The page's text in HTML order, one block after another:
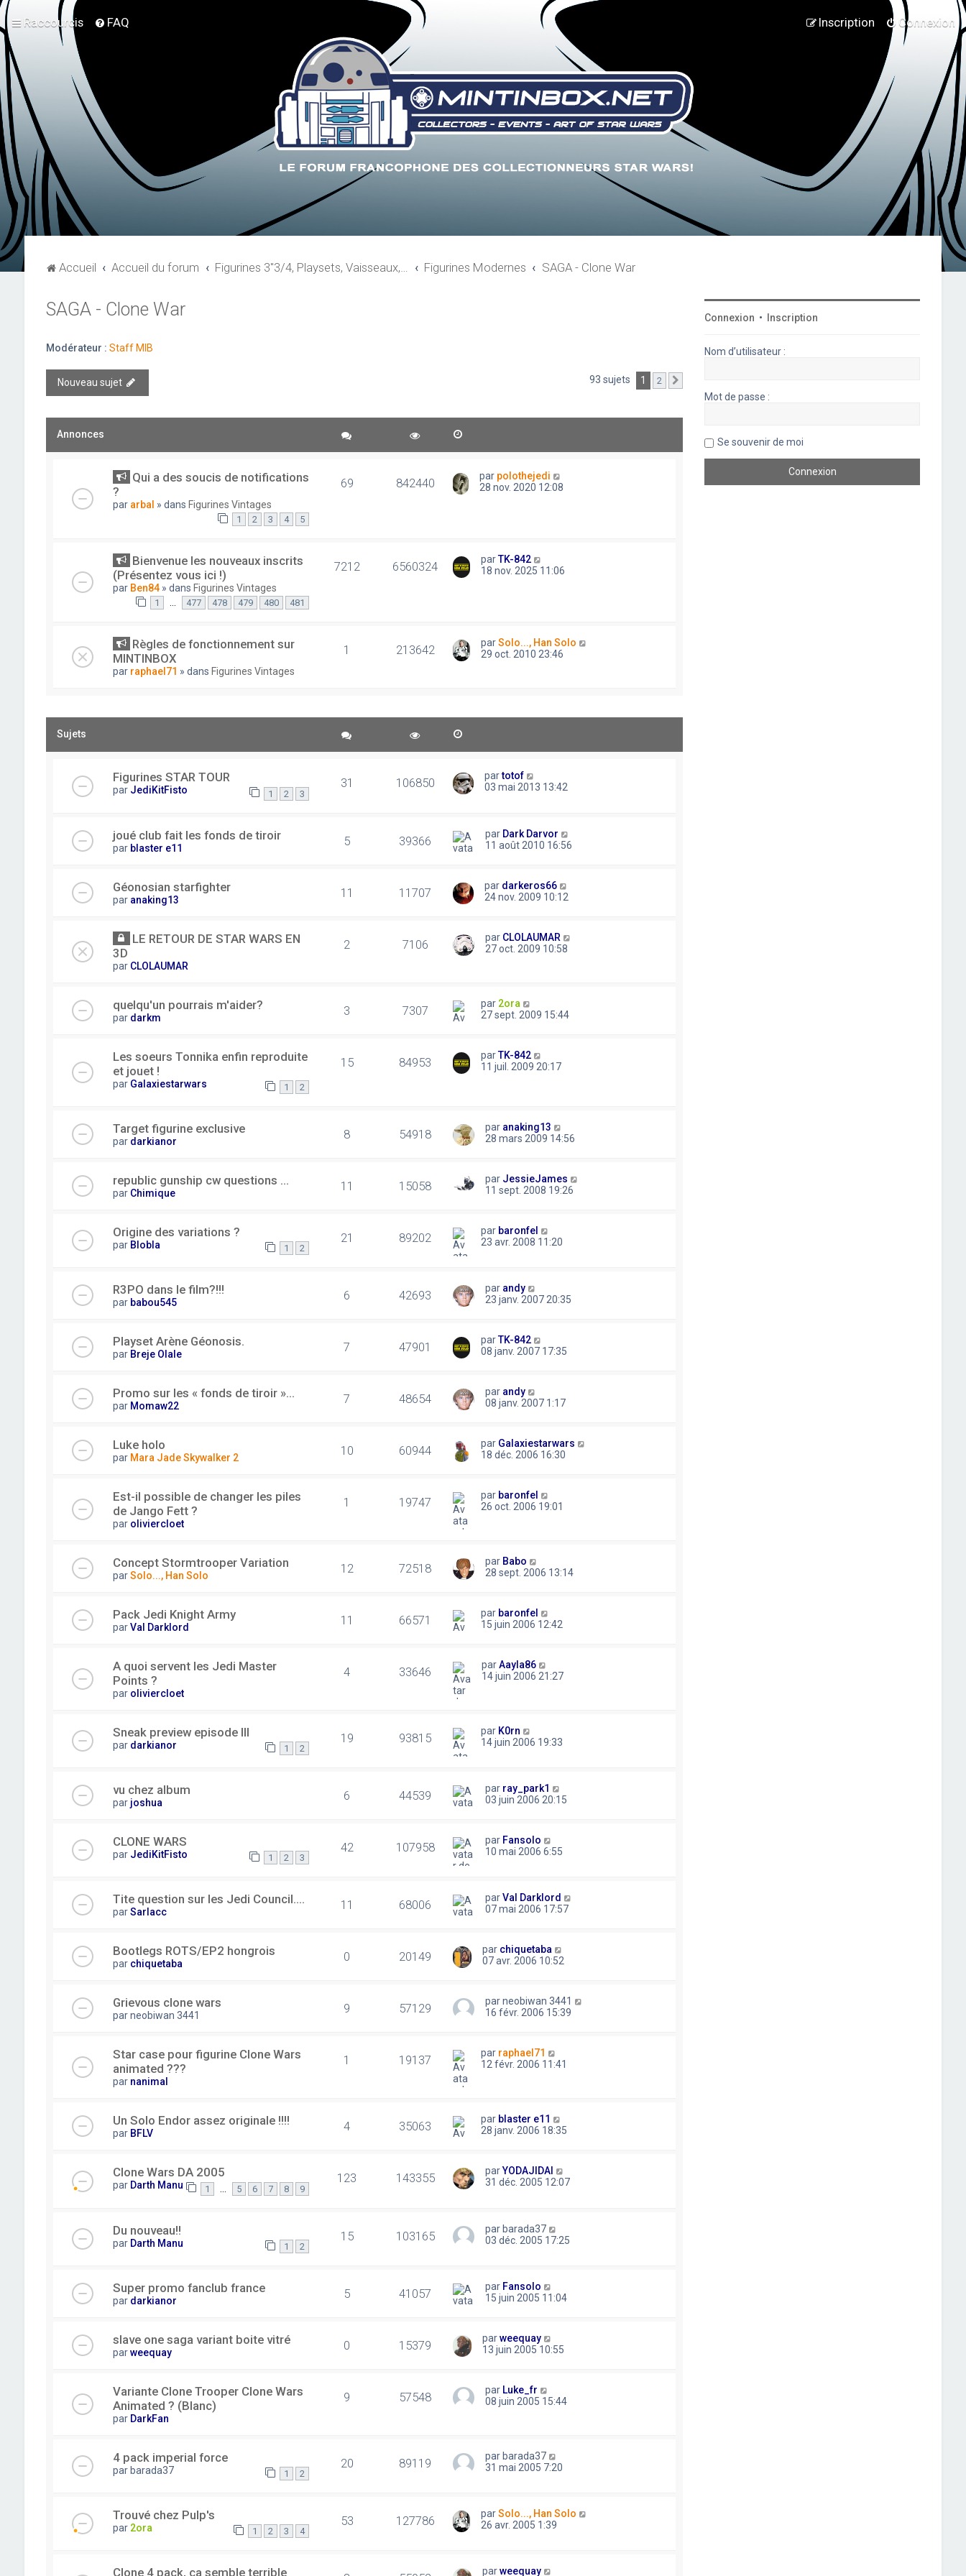
Raccourcis FAQ Connexion
Inscription
Accueil Accueil du forum Figurines 3"3/4, Playsets, Vaisseaux,… Figurines Modernes SAGA - Clone War
SAGA - Clone War
Modérateur : Staff MIB
Nouveau sujet 93 sujets 1 2
Annonces
Qui a des soucis de notifications
?
par arbal » dans Figurines Vintages
1 2 3 4 5
69 842440 par polothejedi
28 nov. 2020 12:08
Bienvenue les nouveaux inscrits
(Présentez vous ici !)
par Ben84 » dans Figurines Vintages
1 … 477 478 479 480 481
7212 6560324 parTK-842
18 nov. 2025 11:06
Règles de fonctionnement sur
MINTINBOX
par raphael71 » dans Figurines Vintages
1 213642 parSolo..., Han Solo
29 oct. 2010 23:46
Sujets
Figurines STAR TOUR
par JediKitFisto 1 2 3
31 106850 partotof
03 mai 2013 13:42
joué club fait les fonds de tiroir
par blaster e11 5 39366 par Dark Darvor
11 août 2010 16:56
Géonosian starfighter
par anaking13 11 11707 par darkeros66
24 nov. 2009 10:12
LE RETOUR DE STAR WARS EN
3D
par CLOLAUMAR
2 7106 par CLOLAUMAR
27 oct. 2009 10:58
quelqu'un pourrais m'aider?
par darkm 3 7307 par 2ora
27 sept. 2009 15:44
Les soeurs Tonnika enfin reproduite
et jouet !
par Galaxiestarwars 1 2
15 84953 parTK-842
11 juil. 2009 20:17
Target figurine exclusive
par darkianor 8 54918 par anaking13
28 mars 2009 14:56
republic gunship cw questions ...
par Chimique 11 15058 par JessieJames
11 sept. 2008 19:26
Origine des variations ?
par Blobla 1 2
21 89202 par baronfel
23 avr. 2008 11:20
R3PO dans le film?!!!
par babou545 6 42693 par andy
23 janv. 2007 20:35
Playset Arène Géonosis.
par Breje Olale 7 47901 parTK-842
08 janv. 2007 17:35
Promo sur les « fonds de tiroir »...
par Momaw22 7 48654 par andy
08 janv. 2007 1:17
Luke holo
par Mara Jade Skywalker 2 10 60944 par Galaxiestarwars
18 déc. 2006 16:30
Est-il possible de changer les piles
de Jango Fett ?
par oliviercloet
1 19747 par baronfel
26 oct. 2006 19:01
Concept Stormtrooper Variation
parSolo..., Han Solo 12 72518 par Babo
28 sept. 2006 13:14
Pack Jedi Knight Army
parVal Darklord 11 66571 par baronfel
15 juin 2006 12:42
A quoi servent les Jedi Master
Points ?
par oliviercloet
4 33646 parAayla86
14 juin 2006 21:27
Sneak preview episode III
par darkianor 1 2
19 93815 par K0rn
14 juin 2006 19:33
vu chez album
par joshua 6 44539 par ray_park1
03 juin 2006 20:15
CLONE WARS
par JediKitFisto 1 2 3
42 107958 par Fansolo
10 mai 2006 6:55
Tite question sur les Jedi Council....
parSarlacc 11 68006 parVal Darklord
07 mai 2006 17:57
Bootlegs ROTS/EP2 hongrois
par chiquetaba 0 20149 par chiquetaba
07 avr. 2006 10:52
Grievous clone wars
parneobiwan 3441 9 57129 parneobiwan 3441
16 févr. 2006 15:39
Star case pour figurine Clone Wars
animated ???
par nanimal
1 19137 par raphael71
12 févr. 2006 11:41
Un Solo Endor assez originale !!!!
par BFLV 4 35063 par blaster e11
28 janv. 2006 18:35
Clone Wars DA 2005
par Darth Manu 1 5 6 7 8 9
123 143355 parYODAJIDAI
31 déc. 2005 12:07
Du nouveau!!
par Darth Manu 1 2
15 103165 parbarada37
03 déc. 2005 17:25
Super promo fanclub france
par darkianor 5 41057 par Fansolo
15 juin 2005 11:04
slave one saga variant boite vitré
parweequay 0 15379 parweequay
13 juin 2005 10:55
Variante Clone Trooper Clone Wars
Animated ? (Blanc)
par DarkFan
9 57548 par Luke_fr
08 juin 2005 15:44
4 pack imperial force
par barada37 1 2
20 89119 par barada37
31 mai 2005 7:20
Trouvé chez Pulp's
par 2ora 1 2 3 4
53 127786 parSolo..., Han Solo
26 avr. 2005 1:39
Clone 4 pack, ça semble terrible parweequay
Connexion • Inscription
Nom d’utilisateur :
Mot de passe :
Se souvenir de moi